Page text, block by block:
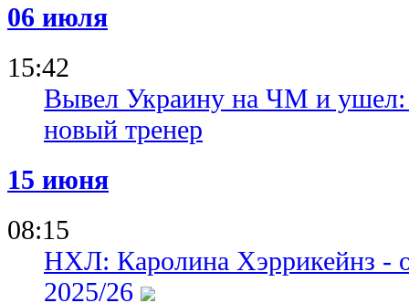
06 июля
15:42
Вывел Украину на ЧМ и ушел:
новый тренер
15 июня
08:15
НХЛ: Каролина Хэррикейнз -
2025/26